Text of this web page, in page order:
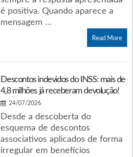
é positiva. Quando aparece a
mensagem …
Read More
Descontos indevidos do INSS: mais de
4,8 milhões já receberam devolução!
24/07/2026
Desde a descoberta do
esquema de descontos
associativos aplicados de forma
irregular em benefícios